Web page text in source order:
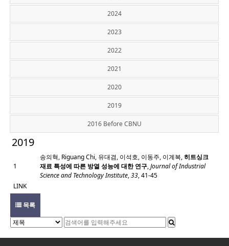
2024
2023
2022
2021
2020
2019
2016 Before CBNU
2019
1
송의혁, Riguang Chi, 유대겸, 이석호, 이동주, 이계복,히트싱크
재료 특성에 따른 방열 성능에 대한 연구,Journal of Industrial
Science and Technology Institute,33, 41-45
LINK
목록